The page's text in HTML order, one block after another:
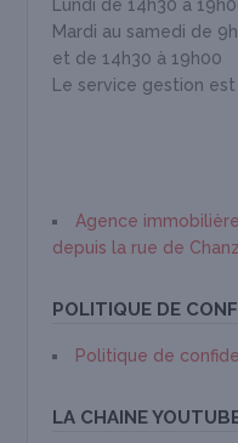
Lundi de 14h30 à
Mardi au samedi de
et de 14h30 à 19h00
Le service gestion
Agence
depuis la rue de
POLITIQUE DE
Politique de
LA CHAINE